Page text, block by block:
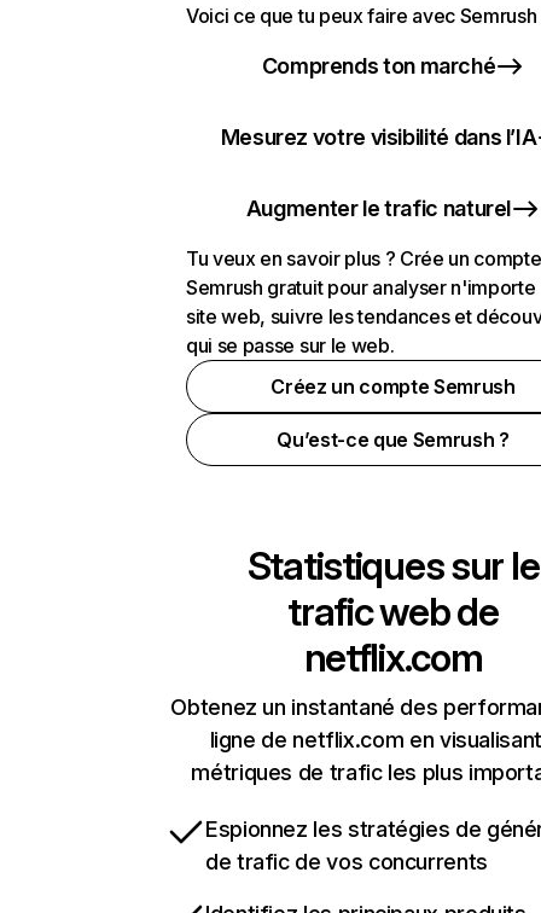
Voici ce que tu peux faire avec Semrush
Comprends ton marché
Mesurez votre visibilité dans l’IA
Augmenter le trafic naturel
Tu veux en savoir plus ? Crée un compte
Semrush gratuit pour analyser n'importe
site web, suivre les tendances et
qui se passe sur le web.
Créez un compte Semrush
Qu’est-ce que Semrush ?
Statistiques sur le
trafic web de
netflix.com
Obtenez un instantané des
ligne de netflix.com en
métriques de trafic les plus
Espionnez les stratégies de
de trafic de vos concurrents